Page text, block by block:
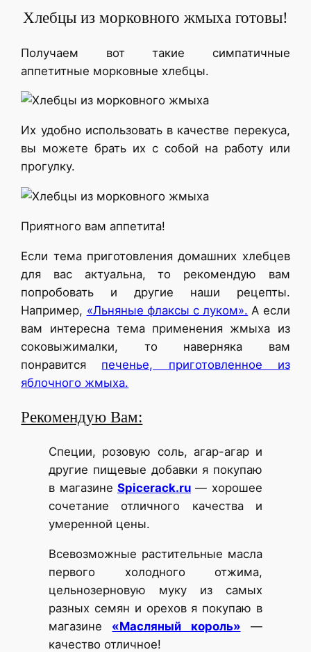
Хлебцы из морковного жмыха готовы!
Получаем вот такие симпатичные
аппетитные морковные хлебцы.
Их удобно использовать в качестве перекуса,
вы можете брать их с собой на работу или
прогулку.
Приятного вам аппетита!
Если тема приготовления домашних хлебцев
для вас актуальна, то рекомендую вам
попробовать и другие наши рецепты.
Например, «Льняные флаксы с луком». А если
вам интересна тема применения жмыха из
соковыжималки, то наверняка вам
понравится печенье, приготовленное из
яблочного жмыха.
Рекомендую Вам:
Специи, розовую соль, агар-агар и
другие пищевые добавки я покупаю
в магазине Spicerack.ru — хорошее
сочетание отличного качества и
умеренной цены.
Всевозможные растительные масла
первого холодного отжима,
цельнозерновую муку из самых
разных семян и орехов я покупаю в
магазине «Масляный король» —
качество отличное!